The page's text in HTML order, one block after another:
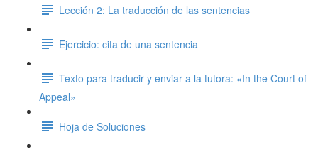
Lección 2: La traducción de las sentencias
Ejercicio: cita de una sentencia
Texto para traducir y enviar a la tutora: «In the Court of
Appeal»
Hoja de Soluciones